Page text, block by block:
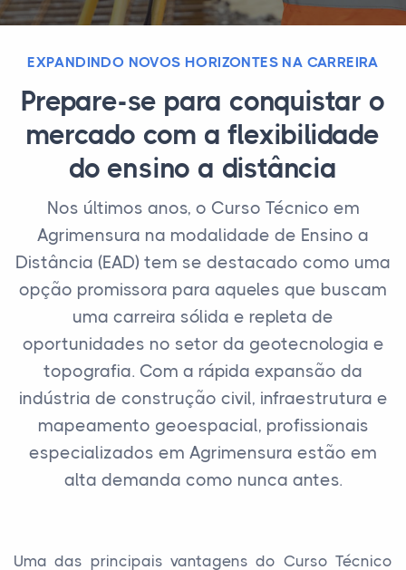
EXPANDINDO NOVOS HORIZONTES NA CARREIRA
Prepare-se para conquistar o
mercado com a flexibilidade
do ensino a distância
Nos últimos anos, o Curso Técnico em
Agrimensura na modalidade de Ensino a
Distância (EAD) tem se destacado como uma
opção promissora para aqueles que buscam
uma carreira sólida e repleta de
oportunidades no setor da geotecnologia e
topografia. Com a rápida expansão da
indústria de construção civil, infraestrutura e
mapeamento geoespacial, profissionais
especializados em Agrimensura estão em
alta demanda como nunca antes.
Uma das principais vantagens do Curso Técnico